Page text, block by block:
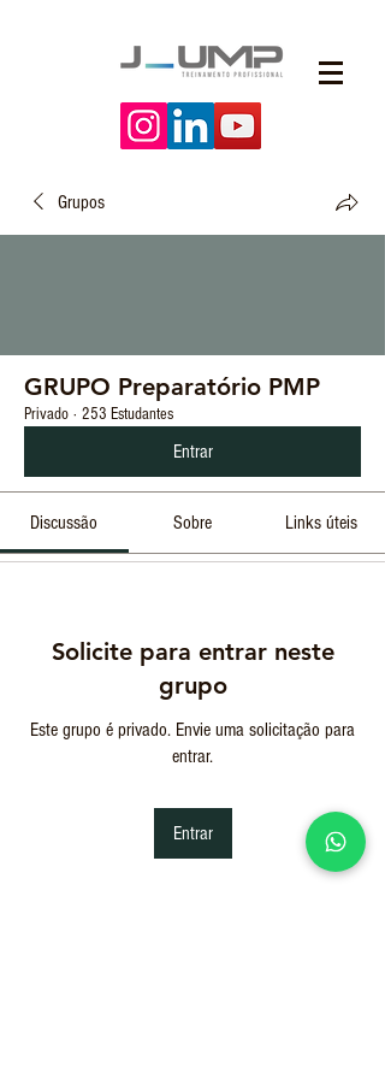
Grupos
GRUPO Preparatório PMP
Privado · 253 Estudantes
Entrar
Discussão Sobre Links úteis
Solicite para entrar neste
grupo
Este grupo é privado. Envie uma solicitação para
entrar.
Entrar